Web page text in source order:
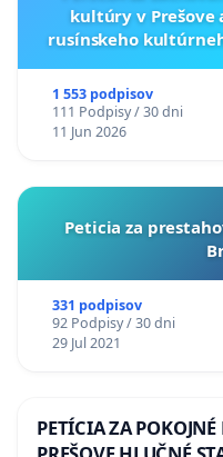
kultúry v Prešove
rusínskeho
1 553 podpisov
111 Podpisy / 30 dni
11 Jun 2026
Peticia za
331 podpisov
92 Podpisy / 30 dni
29 Jul 2021
PETÍCIA ZA